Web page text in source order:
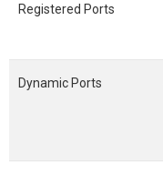
Registered Ports
Dynamic Ports